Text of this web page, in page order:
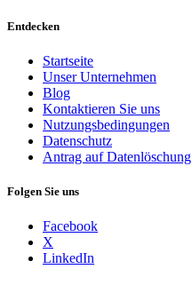
Entdecken
Startseite
Unser Unternehmen
Blog
Kontaktieren Sie uns
Nutzungsbedingungen
Datenschutz
Antrag auf Datenlöschung
Folgen Sie uns
Facebook
X
LinkedIn